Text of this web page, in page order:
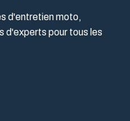
d'entretien moto,
d'experts pour tous les